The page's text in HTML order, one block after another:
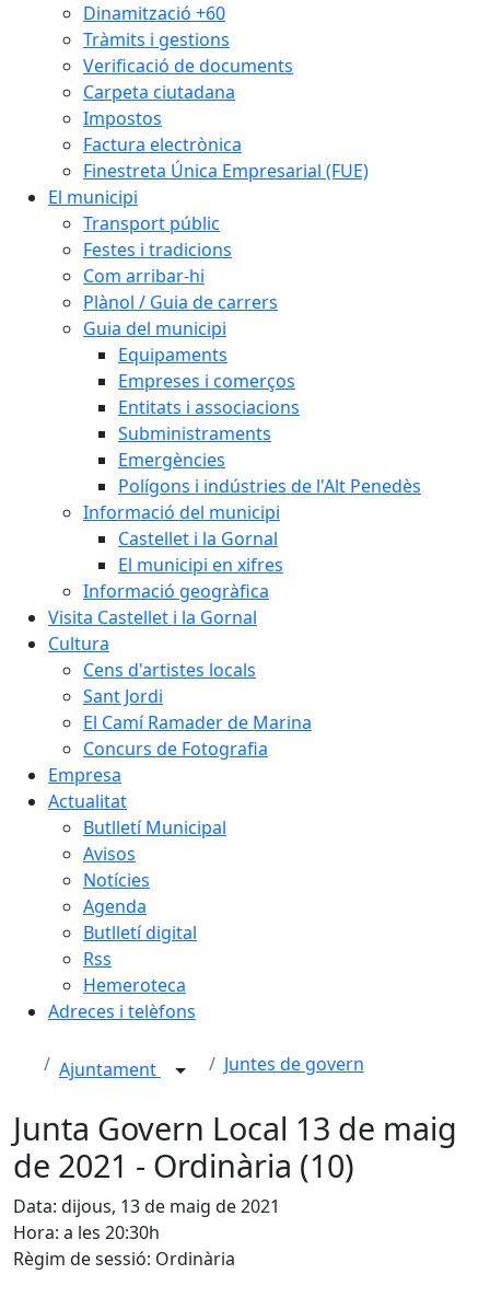
Dinamització +60
Tràmits i gestions
Verificació de documents
Carpeta ciutadana
Impostos
Factura electrònica
Finestreta Única Empresarial (FUE)
El municipi
Transport públic
Festes i tradicions
Com arribar-hi
Plànol / Guia de carrers
Guia del municipi
Equipaments
Empreses i comerços
Entitats i associacions
Subministraments
Emergències
Polígons i indústries de l'Alt Penedès
Informació del municipi
Castellet i la Gornal
El municipi en xifres
Informació geogràfica
Visita Castellet i la Gornal
Cultura
Cens d'artistes locals
Sant Jordi
El Camí Ramader de Marina
Concurs de Fotografia
Empresa
Actualitat
Butlletí Municipal
Avisos
Notícies
Agenda
Butlletí digital
Rss
Hemeroteca
Adreces i telèfons
Ajuntament Juntes de govern
Junta Govern Local 13 de maig
de 2021 - Ordinària (10)
Data: dijous, 13 de maig de 2021
Hora: a les 20:30h
Règim de sessió: Ordinària